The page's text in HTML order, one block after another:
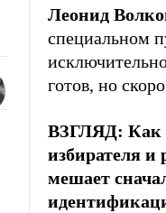
Леонид
специальном
готов, но
ВЗГЛЯД: Как
избирателя и
мешает